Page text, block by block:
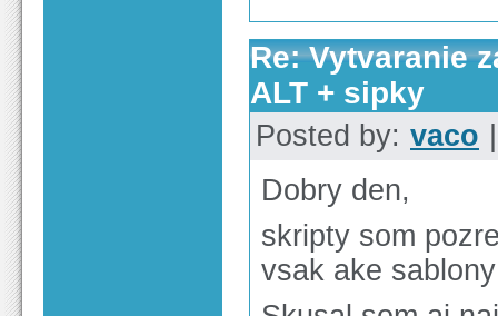
Re: Vytvaranie
ALT + sipky
Posted by: vaco
Dobry den,
skripty som
vsak ake